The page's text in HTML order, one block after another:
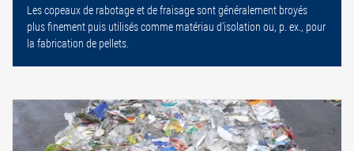
Les copeaux de rabotage et de fraisage sont généralement broyés
plus finement puis utilisés comme matériau d’isolation ou, p. ex., pour
la fabrication de pellets.